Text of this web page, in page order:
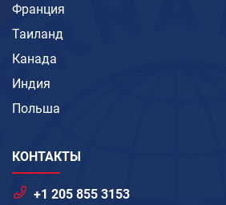
Франция
Таиланд
Канада
Индия
Польша
КОНТАКТЫ
+1 205 855 3153